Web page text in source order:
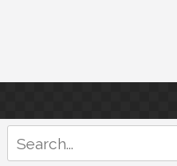
for: